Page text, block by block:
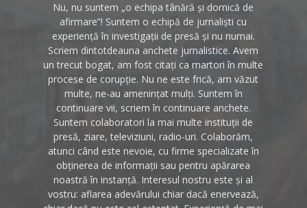
Nu, nu suntem „o echipa tânără și dornică de
afirmare”! Suntem o echipă de jurnaliști cu
experiență în investigații de presă și nu numai.
Scriem dintotdeauna anchete jurnalistice. Avem
un trecut bogat, am fost citați ca martori în multe
procese de corupție. Nu ne este frică, am văzut
multe, ne-au amenințat mulți. Suntem în
continuare vii, scriem în continuare anchete.
Suntem colaboratori la mai multe instituții de
presă, ziare, televiziuni, radio-uri. Colaborăm,
atunci când este nevoie, cu firme specializate în
obținerea de informații sau pentru apărarea
noastră în instanță. Interesul nostru este și al
vostru: aflarea adevărului chiar dacă enervează,